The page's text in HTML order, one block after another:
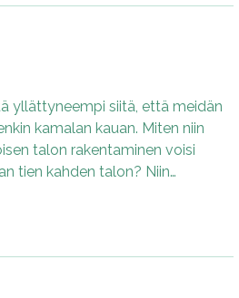
yllättyneempi siitä, että meidän
kamalan kauan. Miten niin
talon rakentaminen voisi
tien kahden talon? Niin…